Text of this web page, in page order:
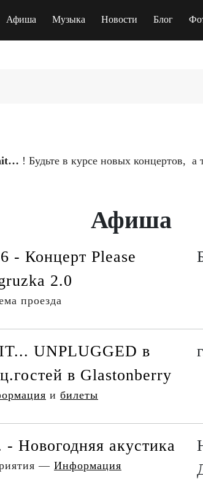
Афиша Музыка Новости Блог
! Будьте в курсе новых концертов,
Афиша
- Концерт Please
2.0
проезда
UNPLUGGED в
в Glastonberry
и билеты
Новогодняя акустика
— Информация